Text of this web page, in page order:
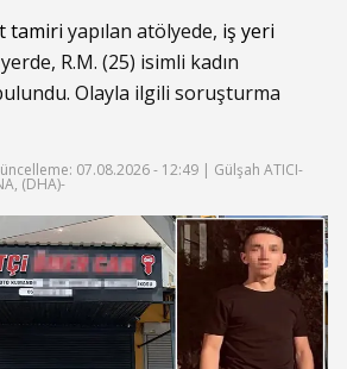
tamiri yapılan atölyede, iş yeri
yerde, R.M. (25) isimli kadın
Olayla ilgili soruşturma
07.08.2026 - 12:49 | Gülşah ATICI-
(DHA)-